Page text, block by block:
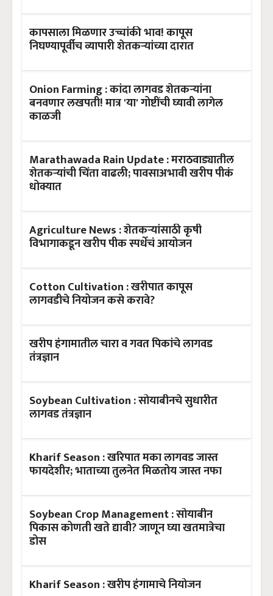
कापसाला मिळणार उच्चांकी भाव! कापूस
निघण्यापूर्वीच व्यापारी शेतकऱ्यांच्या दारात
Onion Farming : कांदा लागवड शेतकऱ्यांना
बनवणार लखपती! मात्र 'या' गोष्टींची घ्यावी लागेल
काळजी
Marathawada Rain Update : मराठवाड्यातील
शेतकऱ्यांची चिंता वाढली; पावसाअभावी खरीप पीकं
धोक्यात
Agriculture News : शेतकऱ्यांसाठी कृषी
विभागाकडून खरीप पीक स्पर्धेचं आयोजन
Cotton Cultivation : खरीपात कापूस
लागवडीचे नियोजन कसे करावे?
खरीप हंगामातील चारा व गवत पिकांचे लागवड
तंत्रज्ञान
Soybean Cultivation : सोयाबीनचे सुधारीत
लागवड तंत्रज्ञान
Kharif Season : खरिपात मका लागवड जास्त
फायदेशीर; भाताच्या तुलनेत मिळतोय जास्त नफा
Soybean Crop Management : सोयाबीन
पिकास कोणती खते द्यावी? जाणून घ्या खतमात्रेचा
डोस
Kharif Season : खरीप हंगामाचे नियोजन